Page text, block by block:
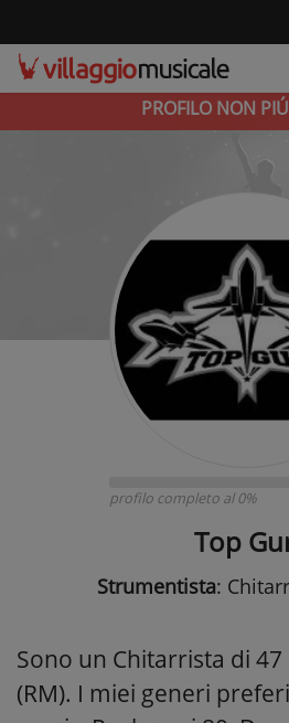
PROFILO NON
profilo completo al 0%
Top
Strumentista:
Sono un Chitarrista di
(RM). I miei generi